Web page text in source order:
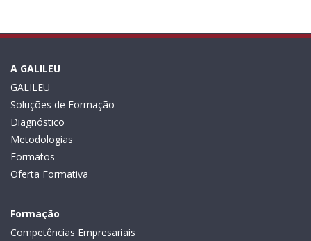
A GALILEU
GALILEU
Soluções de Formação
Diagnóstico
Metodologias
Formatos
Oferta Formativa
Formação
Competências Empresariais